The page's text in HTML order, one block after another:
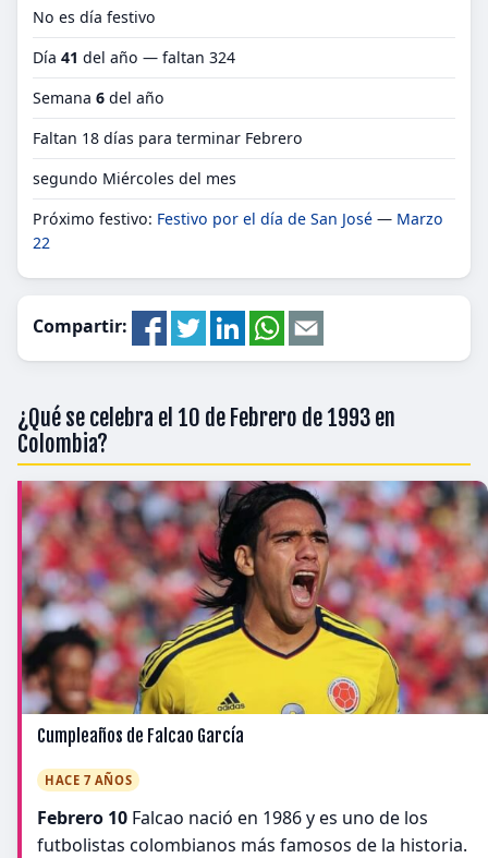
No es día festivo
Día 41 del año — faltan 324
Semana 6 del año
Faltan 18 días para terminar Febrero
segundo Miércoles del mes
Próximo festivo: Festivo por el día de San José — Marzo
22
Compartir:
¿Qué se celebra el 10 de Febrero de 1993 en
Colombia?
Cumpleaños de Falcao García
HACE 7 AÑOS
Febrero 10 Falcao nació en 1986 y es uno de los
futbolistas colombianos más famosos de la historia.